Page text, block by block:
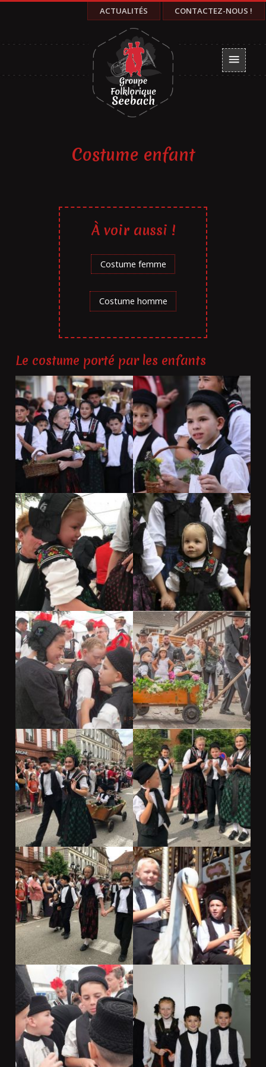
ACTUALITÉS CONTACTEZ-NOUS !
menu
Costume enfant
À voir aussi !
Costume femme
Costume homme
Le costume porté par les enfants